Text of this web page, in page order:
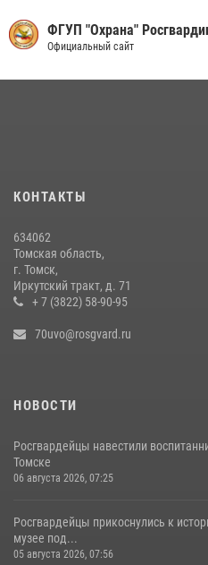
учреждений Томской области
17 июля 2026, 00:22
Росгвардейцы задержали
только часть товара
30 июля 2026, 07:41
ФГУП "Охрана"
Официальный сайт
КОНТАКТЫ
634062
Томская область,
г. Томск,
Иркутский тракт, д. 71
+ 7 (3822) 58-90-95
70uvo@rosgvard.ru
НОВОСТИ
Росгвардейцы навестили
Томске
06 августа 2026, 07:25
Росгвардейцы прикоснулись к
музее под...
05 августа 2026, 07:56